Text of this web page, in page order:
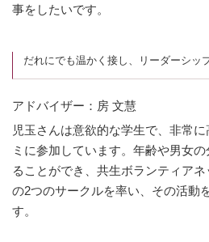
事をしたいです。
だれにでも温かく接し、リーダーシッ
アドバイザー：房 文慧
児玉さんは意欲的な学生で、非常
ミに参加しています。年齢や男女
ることができ、共生ボランティア
の2つのサークルを率い、その活動
す。